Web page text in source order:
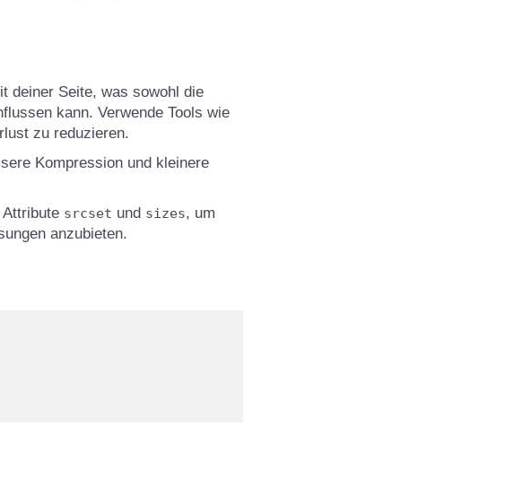
deiner Seite, was sowohl die
kann. Verwende Tools wie
zu reduzieren.
Kompression und kleinere
Attribute srcset und sizes, um
anzubieten.